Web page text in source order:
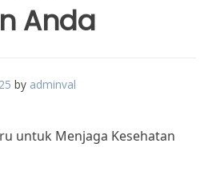
Anda
by adminval
untuk Menjaga Kesehatan